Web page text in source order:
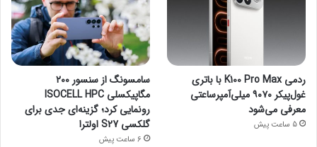
ردمی K100 Pro Max با باتری
غول‌پیکر ۹۰۷۰ میلی‌آمپرساعتی
معرفی می‌شود
5 ساعت پیش
سامسونگ از سنسور ۲۰۰
مگاپیکسلی ISOCELL HPC
رونمایی کرد؛ گزینه‌ای جدی برای
گلکسی S27 اولترا
6 ساعت پیش